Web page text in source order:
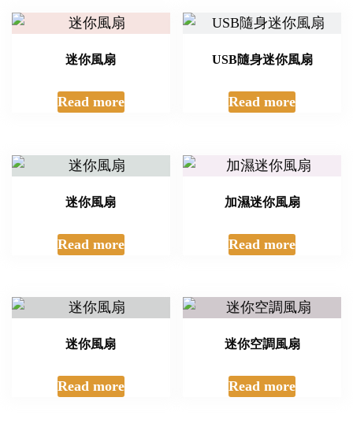
迷你風扇
Read more
USB隨身迷你風扇
Read more
迷你風扇
Read more
加濕迷你風扇
Read more
迷你風扇
Read more
迷你空調風扇
Read more